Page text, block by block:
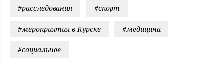
#расследования #спорт
#мероприятия в Курске #медицина
#социальное